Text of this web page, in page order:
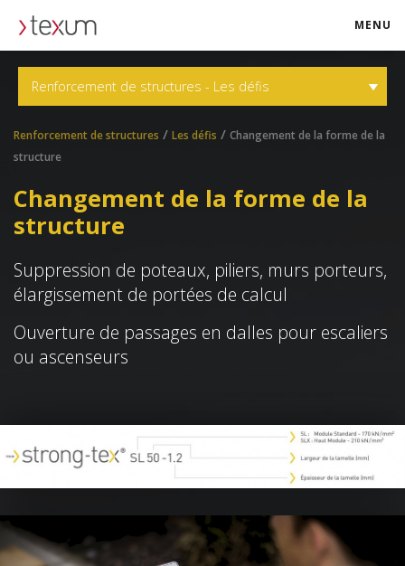
MENU
Renforcement de structures - Les défis
Renforcement de structures / Les défis / Changement de la forme de la
structure
Changement de la forme de la
structure
Suppression de poteaux, piliers, murs porteurs,
élargissement de portées de calcul
Ouverture de passages en dalles pour escaliers
ou ascenseurs